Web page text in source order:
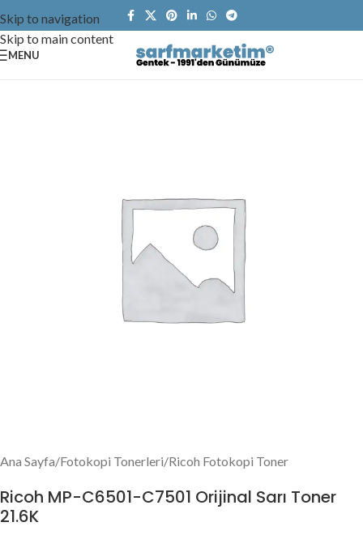
Skip to navigation
Skip to main content
MENU
Ana Sayfa/Fotokopi Tonerleri/Ricoh Fotokopi Toner
Ricoh MP-C6501-C7501 Orijinal Sarı Toner
21.6K